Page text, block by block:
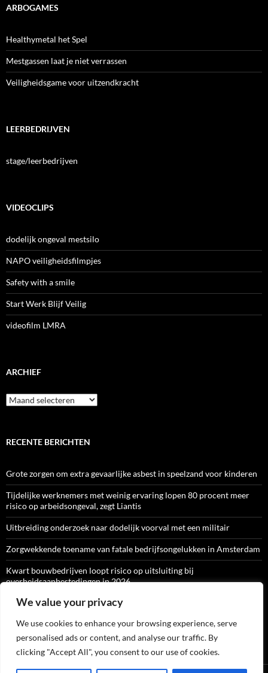
We value your privacy
We use cookies to enhance your browsing experience, serve
personalised ads or content, and analyse our traffic. By
clicking "Accept All", you consent to our use of cookies.
ARBOGAMES
Healthymetal het Spel
Mestgassen laat je niet verrassen
Veiligheidsgame voor uitzendkracht
LEERBEDRIJVEN
stage/leerbedrijven
VIDEOCLIPS
dodelijk ongeval mestsilo
NAPO veiligheidsfilmpjes
Safety with a smile
Start Werk Blijf Veilig
videofilm LMRA
ARCHIEF
Archief
RECENTE BERICHTEN
Grote zorgen om extra gevaarlijke asbest in speelzand voor kinderen
Tijdelijke werknemers met weinig ervaring lopen 80 procent meer
risico op arbeidsongeval, zegt Liantis
Uitbreiding onderzoek naar dodelijk voorval met een militair
Zorgwekkende toename van fatale bedrijfsongelukken in Amsterdam
Kwart bouwbedrijven loopt risico op uitsluiting bij
overheidsaanbestedingen in 2026
ARBO-CATALOGI